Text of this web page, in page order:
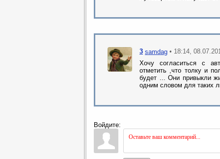
3 samdag • 18:14,
Хочу согласиться с
отметить ,что толку и
будет ... Они привыкли
одним словом для таких
Войдите: